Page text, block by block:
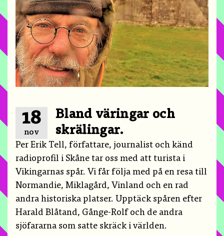
18
nov
Bland väringar och
skrälingar.
Per Erik Tell, författare, journalist och känd
radioprofil i Skåne tar oss med att turista i
Vikingarnas spår. Vi får följa med på en resa till
Normandie, Miklagård, Vinland och en rad
andra historiska platser. Upptäck spåren efter
Harald Blåtand, Gånge-Rolf och de andra
sjöfararna som satte skräck i världen.